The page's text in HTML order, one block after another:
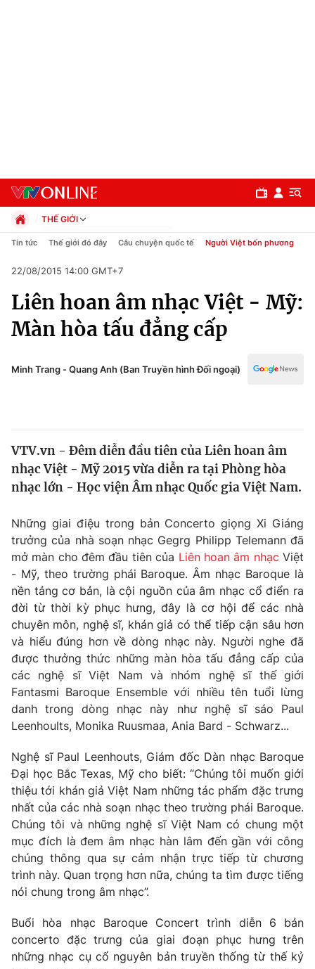
Chuyên mục
Chính trị
Thế giới
Thế giới đó đây
Câu chuyện quốc tế
Kinh tế
Tài chính
Thị trường
Góc doanh nghiệp
Dữ liệu và đời sống
Truyền hình
Phim VTV
Hậu trường
Nhân vật
Khán giả
Giải trí
Điện ảnh
Âm nhạc
Sao
Đời sống
Du lịch
Chất lượng cuộc sống
Giáo dục
Tuyển sinh
Học trực tuyến
Công nghệ
Hitech Công nghệ tương lai
Sản phẩm
Thị trường
Tư vấn
Giao lưu trực tuyến
Lịch phát sóng
Chuyên mục khác
Emagazine Podcast
THẾ GIỚI
Chính trị
Pháp luật
Kinh tế
Thể thao
Truyền hình
Y tế
Tin tức Thế giới đó đây Câu chuyện quốc tế Người Việt bốn phương
22/08/2015 14:00 GMT+7
Liên hoan âm nhạc Việt - Mỹ:
Màn hòa tấu đẳng cấp
Minh Trang - Quang Anh (Ban Truyền hình Đối ngoại)
VTV.vn - Đêm diễn đầu tiên của Liên hoan âm
nhạc Việt - Mỹ 2015 vừa diễn ra tại Phòng hòa
nhạc lớn - Học viện Âm nhạc Quốc gia Việt Nam.
Những giai điệu trong bản Concerto giọng Xi Giáng
trưởng của nhà soạn nhạc Gegrg Philipp Telemann đã
mở màn cho đêm đầu tiên của Liên hoan âm nhạc Việt
- Mỹ, theo trường phái Baroque. Âm nhạc Baroque là
nền tảng cơ bản, là cội nguồn của âm nhạc cổ điển ra
đời từ thời kỳ phục hưng, đây là cơ hội để các nhà
chuyên môn, nghệ sĩ, khán giả có thể tiếp cận sâu hơn
và hiểu đúng hơn về dòng nhạc này. Người nghe đã
được thưởng thức những màn hòa tấu đẳng cấp của
các nghệ sĩ Việt Nam và nhóm nghệ sĩ thế giới
Fantasmi Baroque Ensemble với nhiều tên tuổi lừng
danh trong dòng nhạc này như nghệ sĩ sáo Paul
Leenhoults, Monika Ruusmaa, Ania Bard - Schwarz...
Nghệ sĩ Paul Leenhouts, Giám đốc Dàn nhạc Baroque
Đại học Bắc Texas, Mỹ cho biết: “Chúng tôi muốn giới
thiệu tới khán giả Việt Nam những tác phẩm đặc trưng
nhất của các nhà soạn nhạc theo trường phái Baroque.
Chúng tôi và những nghệ sĩ Việt Nam có chung một
mục đích là đem âm nhạc hàn lâm đến gần với công
chúng thông qua sự cảm nhận trực tiếp từ chương
trình này. Quan trọng hơn nữa, chúng ta tìm được tiếng
nói chung trong âm nhạc”.
Buổi hòa nhạc Baroque Concert trình diễn 6 bản
concerto đặc trưng của giai đoạn phục hưng trên
những nhạc cụ cổ nguyên bản truyền thống từ thế kỷ